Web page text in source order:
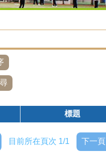
標題
目前所在頁次 1/1 下一頁